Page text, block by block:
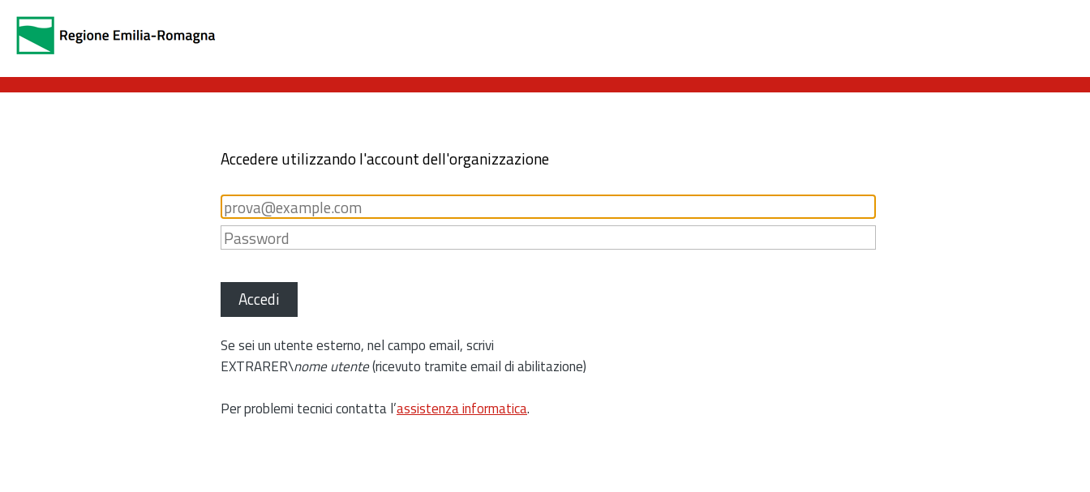
Accedere utilizzando l'account dell'organizzazione
Accedi
Se sei un utente esterno, nel campo email, scrivi
EXTRARER\nome utente(ricevuto tramite email di abilitazione)
Per problemi tecnici contatta l’assistenza informatica.